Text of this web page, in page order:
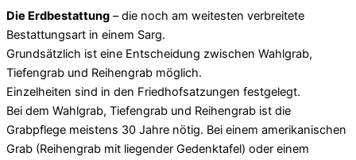
Die Erdbestattung – die noch am weitesten verbreitete
Bestattungsart in einem Sarg.
Grundsätzlich ist eine Entscheidung zwischen Wahlgrab,
Tiefengrab und Reihengrab möglich.
Einzelheiten sind in den Friedhofsatzungen festgelegt.
Bei dem Wahlgrab, Tiefengrab und Reihengrab ist die
Grabpflege meistens 30 Jahre nötig. Bei einem amerikanischen
Grab (Reihengrab mit liegender Gedenktafel) oder einem